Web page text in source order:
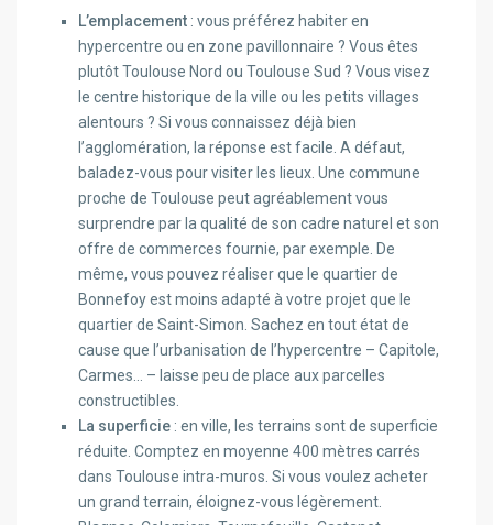
L’emplacement : vous préférez habiter en
hypercentre ou en zone pavillonnaire ? Vous êtes
plutôt Toulouse Nord ou Toulouse Sud ? Vous visez
le centre historique de la ville ou les petits villages
alentours ? Si vous connaissez déjà bien
l’agglomération, la réponse est facile. A défaut,
baladez-vous pour visiter les lieux. Une commune
proche de Toulouse peut agréablement vous
surprendre par la qualité de son cadre naturel et son
offre de commerces fournie, par exemple. De
même, vous pouvez réaliser que le quartier de
Bonnefoy est moins adapté à votre projet que le
quartier de Saint-Simon. Sachez en tout état de
cause que l’urbanisation de l’hypercentre – Capitole,
Carmes… – laisse peu de place aux parcelles
constructibles.
La superficie : en ville, les terrains sont de superficie
réduite. Comptez en moyenne 400 mètres carrés
dans Toulouse intra-muros. Si vous voulez acheter
un grand terrain, éloignez-vous légèrement.